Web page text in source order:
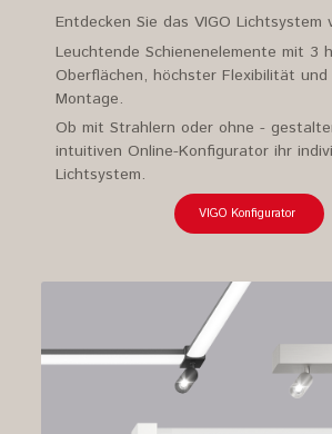
Entdecken Sie das VIGO Lichtsystem
Leuchtende Schienenelemente mit 3
Oberflächen, höchster Flexibilität
Montage.
Ob mit Strahlern oder ohne -
intuitiven Online-Konfigurator ihr
Lichtsystem.
VIGO Konfigurator